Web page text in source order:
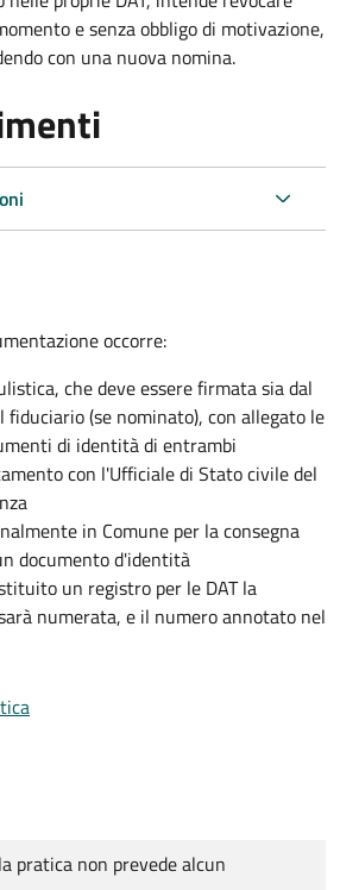
e senza obbligo di motivazione,
con una nuova nomina.
occorre:
che deve essere firmata sia dal
fiduciario (se nominato), con allegato le
di identità di entrambi
con l'Ufficiale di Stato civile del
in Comune per la consegna
documento d'identità
un registro per le DAT la
numerata, e il numero annotato nel
pratica non prevede alcun